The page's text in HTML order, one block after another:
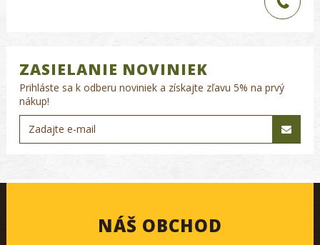
ZASIELANIE NOVINIEK
Prihláste sa k odberu noviniek a získajte zľavu 5% na prvý
nákup!
NÁŠ OBCHOD